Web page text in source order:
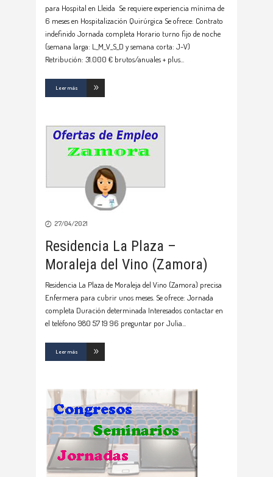
para Hospital en Lleida Se requiere experiencia mínima de
6 meses en Hospitalización Quirúrgica Se ofrece: Contrato
indefinido Jornada completa Horario turno fijo de noche
(semana larga: L_M_V_S_D y semana corta: J-V)
Retribución: 31.000 € brutos/anuales + plus
Leer más
27/04/2021
Residencia La Plaza –
Moraleja del Vino (Zamora)
Residencia La Plaza de Moraleja del Vino (Zamora) precisa
Enfermera para cubrir unos meses. Se ofrece: Jornada
completa Duración determinada Interesados contactar en
el teléfono 980 57 19 96 preguntar por Julia
Leer más